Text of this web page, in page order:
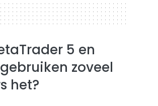
5 en
zoveel
het?